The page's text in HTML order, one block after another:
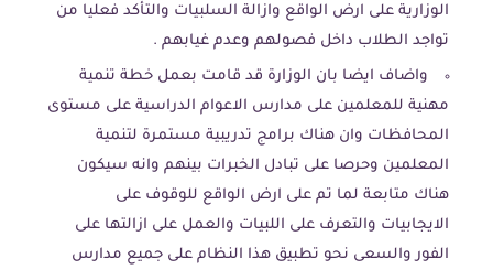
الوزارية على ارض الواقع وازالة السلبيات والتأكد فعليا من
تواجد الطلاب داخل فصولهم وعدم غيابهم .
واضاف ايضا بان الوزارة قد قامت بعمل خطة تنمية
مهنية للمعلمين على مدارس الاعوام الدراسية على مستوى
المحافظات وان هناك برامج تدريبية مستمرة لتنمية
المعلمين وحرصا على تبادل الخبرات بينهم وانه سيكون
هناك متابعة لما تم على ارض الواقع للوقوف على
الايجابيات والتعرف على اللبيات والعمل على ازالتها على
الفور والسعى نحو تطبيق هذا النظام على جميع مدارس